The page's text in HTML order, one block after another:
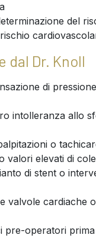
del
dal Dr. Knoll
di
intolleranza allo
o
valori elevati di
di stent o
valvole cardiache
pre-operatori